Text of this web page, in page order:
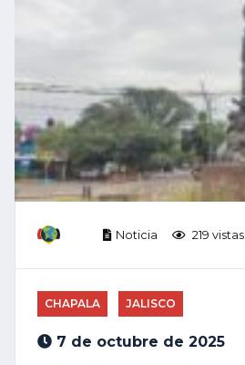
Noticia 219 vistas
CHAPALA JALISCO
7 de octubre de 2025